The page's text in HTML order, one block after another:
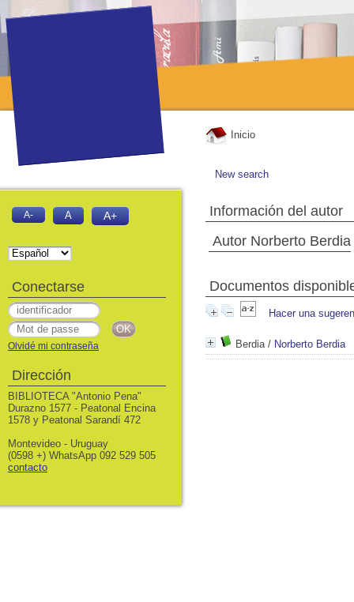
Inicio
New search
Información del autor
Autor Norberto Berdia
Documentos
Hacer una
Berdia/ Norberto Berdia
A- A A+
Conectarse
Olvidé mi contraseña
Dirección
BIBLIOTECA "Antonio Pena"
Durazno 1577 - Peatonal Encina
1578 y Peatonal Sarandí 472
Montevideo - Uruguay
(0598 +) WhatsApp 092 529 505
contacto